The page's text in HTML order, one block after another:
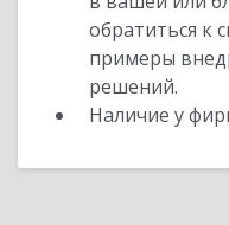
обратиться к
примеры
решений.
Наличие у